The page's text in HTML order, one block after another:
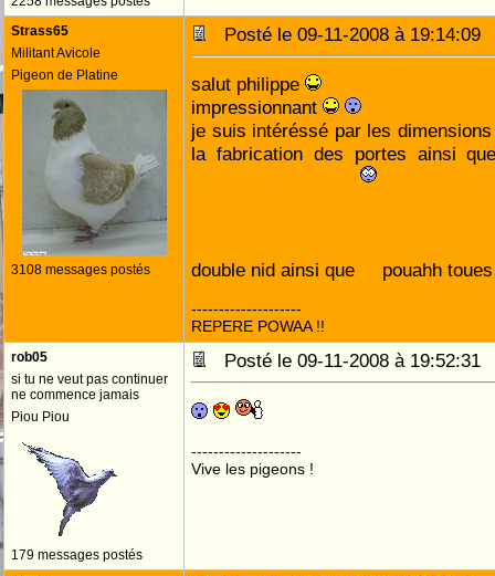
Strass65
Militant Avicole
Pigeon de Platine
3108 messages postés
Posté le 09-11-2008 à
salut philippe
impressionnant
je suis intéréssé par les
la fabrication des portes ainsi
double nid ainsi que pouahh
--------------------
REPERE POWAA !!
rob05
si tu ne veut pas continuer
ne commence jamais
Piou Piou
179 messages postés
Posté le 09-11-2008 à
--------------------
Vive les pigeons !